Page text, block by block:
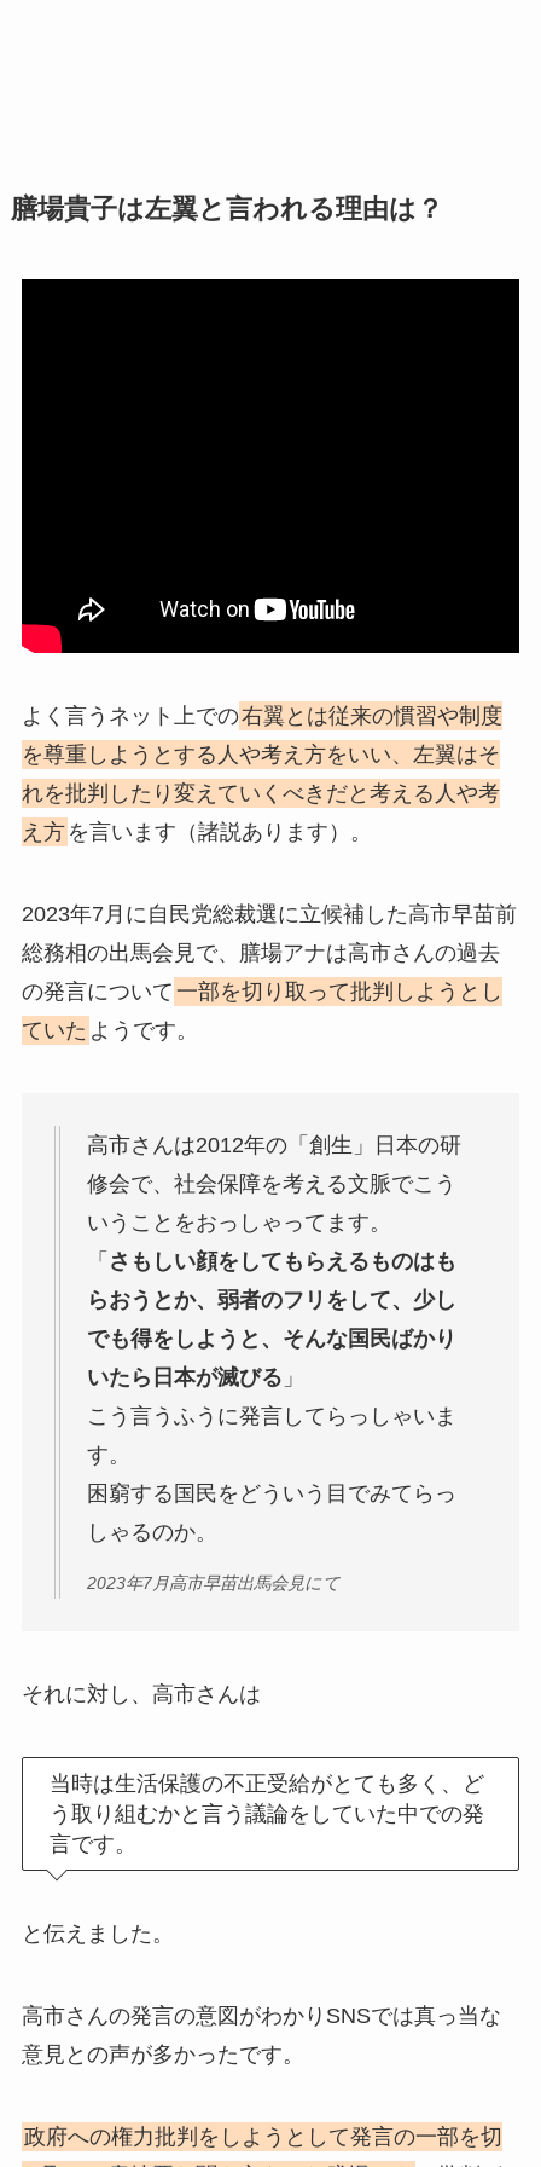
膳場貴子は左翼と言われる理由は？
よく言うネット上での右翼とは従来の慣習や制度
を尊重しようとする人や考え方をいい、左翼はそ
れを批判したり変えていくべきだと考える人や考
え方 を言います（諸説あります）。
2023年7月に自民党総裁選に立候補した高市早苗前
総務相の出馬会見で、膳場アナは高市さんの過去
の発言について 一部を切り取って批判しようとし
ていた ようです。
高市さんは2012年の「創生」日本の研
修会で、社会保障を考える文脈でこう
いうことをおっしゃってます。
「 さもしい顔をしてもらえるものはも
らおうとか、弱者のフリをして、少し
でも得をしようと、そんな国民ばかり
いたら日本が滅びる 」
こう言うふうに発言してらっしゃいま
す。
困窮する国民をどういう目でみてらっ
しゃるのか。
2023年7月高市早苗出馬会見にて
それに対し、高市さんは
当時は生活保護の不正受給がとても多く、ど
う取り組むかと言う議論をしていた中での発
言です。
と伝えました。
高市さんの発言の意図がわかりSNSでは真っ当な
意見との声が多かったです。
政府への権力批判をしようとして発言の一部を切